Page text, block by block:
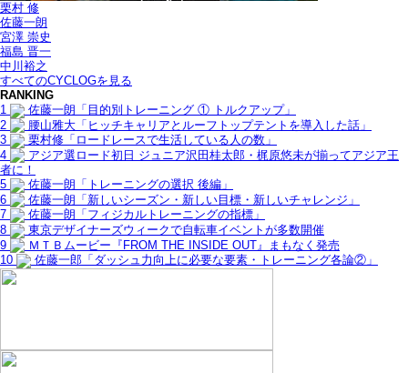
栗村 修
佐藤一朗
宮澤 崇史
福島 晋一
中川裕之
すべてのCYCLOGを見る
RANKING
1
佐藤一朗「目的別トレーニング ① トルクアップ」
2
腰山雅大「ヒッチキャリアとルーフトップテントを導入した話」
3
栗村修「ロードレースで生活している人の数」
4
アジア選ロード初日 ジュニア沢田桂太郎・梶原悠未が揃ってアジア王
者に！
5
佐藤一朗「トレーニングの選択 後編」
6
佐藤一朗「新しいシーズン・新しい目標・新しいチャレンジ」
7
佐藤一朗「フィジカルトレーニングの指標」
8
東京デザイナーズウィークで自転車イベントが多数開催
9
ＭＴＢムービー『FROM THE INSIDE OUT』まもなく発売
10
佐藤一郎「ダッシュ力向上に必要な要素・トレーニング各論②」